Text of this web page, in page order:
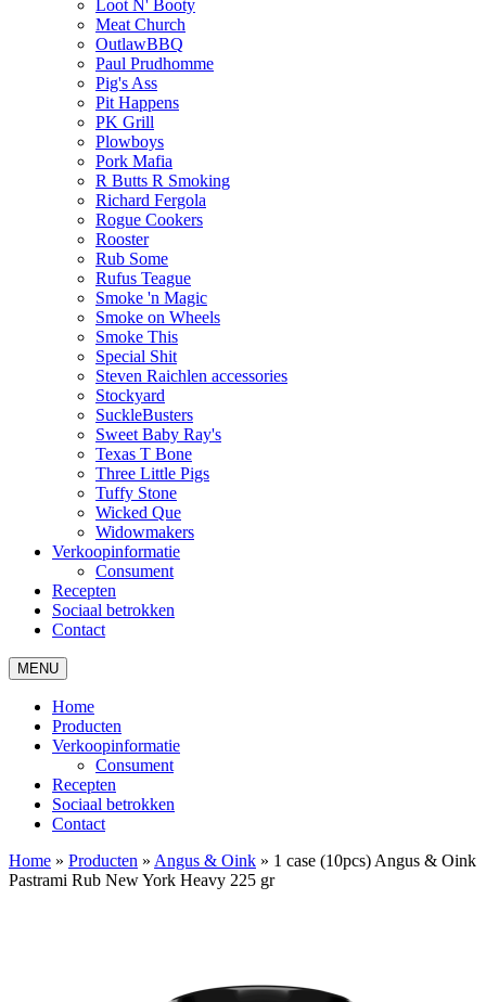
Loot N' Booty
Meat Church
OutlawBBQ
Paul Prudhomme
Pig's Ass
Pit Happens
PK Grill
Plowboys
Pork Mafia
R Butts R Smoking
Richard Fergola
Rogue Cookers
Rooster
Rub Some
Rufus Teague
Smoke 'n Magic
Smoke on Wheels
Smoke This
Special Shit
Steven Raichlen accessories
Stockyard
SuckleBusters
Sweet Baby Ray's
Texas T Bone
Three Little Pigs
Tuffy Stone
Wicked Que
Widowmakers
Verkoopinformatie
Consument
Recepten
Sociaal betrokken
Contact
MENU
Home
Producten
Verkoopinformatie
Consument
Recepten
Sociaal betrokken
Contact
Home » Producten » Angus & Oink » 1 case (10pcs) Angus & Oink
Pastrami Rub New York Heavy 225 gr